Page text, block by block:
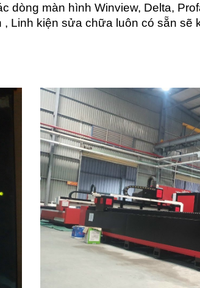
màn hình Winview, Delta,
Linh kiện sửa chữa luôn có sẵn sẽ